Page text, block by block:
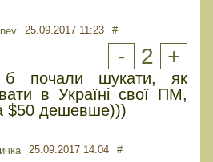
25.09.2017 11:23 #
- 2 +
почали шукати, як
в Україні свої ПМ,
$50 дешевше)))
25.09.2017 14:04 #